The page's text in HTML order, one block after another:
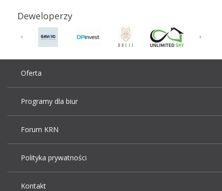
Deweloperzy
Oferta
Programy dla biur
Forum KRN
Polityka prywatności
Kontakt